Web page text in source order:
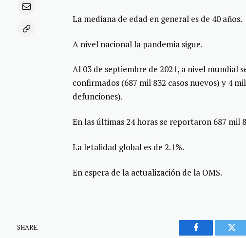
La mediana de edad en general es de 40 años.
A nivel nacional la pandemia sigue.
Al 03 de septiembre de 2021, a nivel mundial
confirmados (687 mil 832 casos nuevos) y 4
defunciones).
En las últimas 24 horas se reportaron 687 mil
La letalidad global es de 2.1%.
En espera de la actualización de la OMS.
SHARE.
Facebook